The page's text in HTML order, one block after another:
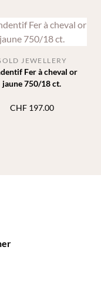
Fer à cheval or
jaune 750/18 ct.
JEWELLERY
CHF197.00